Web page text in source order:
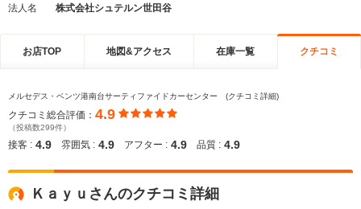
法人名
株式会社シュテルン世田谷
お店TOP 地図&アクセス 在庫一覧 クチコミ
メルセデス・ベンツ港南台サーティファイドカーセンター (クチコミ詳細)
クチコミ総合評価： 4.9
（投稿数299件）
接客 : 4.9 雰囲気 : 4.9 アフター : 4.9 品質 : 4.9
Ｋａｙｕさんのクチコミ詳細